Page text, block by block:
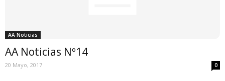
AA Noticias
AA Noticias Nº14
20 Mayo, 2017 0